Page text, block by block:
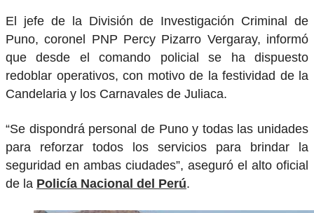
El jefe de la División de Investigación Criminal de
Puno, coronel PNP Percy Pizarro Vergaray, informó
que desde el comando policial se ha dispuesto
redoblar operativos, con motivo de la festividad de la
Candelaria y los Carnavales de Juliaca.
“Se dispondrá personal de Puno y todas las unidades
para reforzar todos los servicios para brindar la
seguridad en ambas ciudades”, aseguró el alto oficial
de la Policía Nacional del Perú.